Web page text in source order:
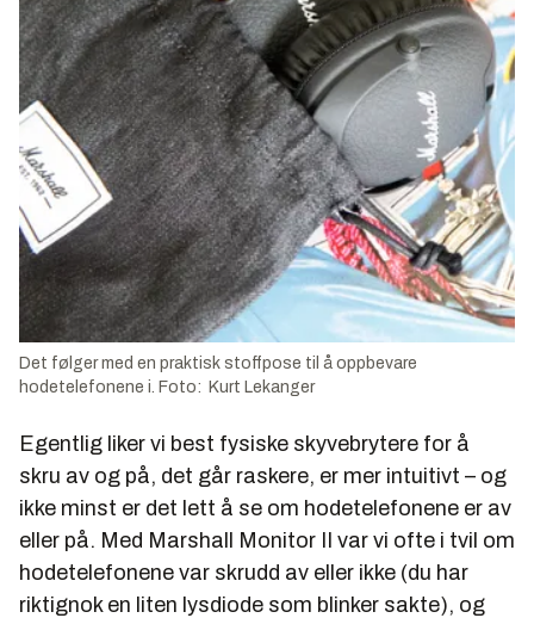
Det følger med en praktisk stoffpose til å oppbevare
hodetelefonene i. Foto: Kurt Lekanger
Egentlig liker vi best fysiske skyvebrytere for å
skru av og på, det går raskere, er mer intuitivt – og
ikke minst er det lett å se om hodetelefonene er av
eller på. Med Marshall Monitor II var vi ofte i tvil om
hodetelefonene var skrudd av eller ikke (du har
riktignok en liten lysdiode som blinker sakte), og